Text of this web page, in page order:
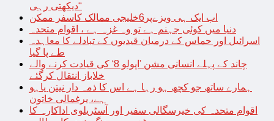
دیکھتی رہی‘‘
اب ایک ہی ویزےپر6خلیجی ممالک کاسفر ممکن
دنیا میں کوئی جہنم ہے تو وہ غزہ ہے ، اقوام متحدہ
اسرائیل اور حماس کے درمیان قیدیوں کے تبادلے کا معاہدہ
طے پا گیا
چاند کے پہلے انسانی مشن ’اپولو 8‘ کی قیادت کرنے والے
خلاباز انتقال کرگئے
ہمارے ساتھ جو کچھ ہو رہا ہے اس کا ذمہ دار نیتن یاہو
ہے، یرغمالی خاتون
اقوام متحدہ کی خیرسگالی سفیر اور آسٹریلوی اداکارہ کا